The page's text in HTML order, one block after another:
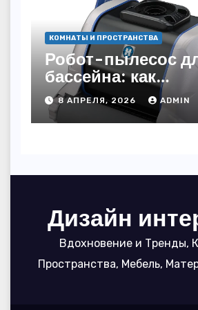
КОМНАТЫ И ПРОСТРАНСТВА
Робот-пылесос
бассейна: как
пользоваться,
вода блестела, а
устройство
8 АПРЕЛЯ, 2026 ADMIN
Дизайн
Вдохновение и Тренды,
Пространства, Мебель,